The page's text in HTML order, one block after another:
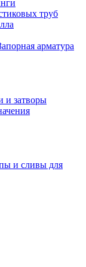
труб
арматура
и затворы
и сливы для